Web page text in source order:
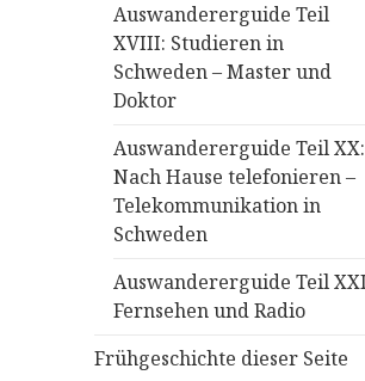
Auswandererguide Teil
XVIII: Studieren in
Schweden – Master und
Doktor
Auswandererguide Teil XX:
Nach Hause telefonieren –
Telekommunikation in
Schweden
Auswandererguide Teil
Fernsehen und Radio
Frühgeschichte dieser Seite